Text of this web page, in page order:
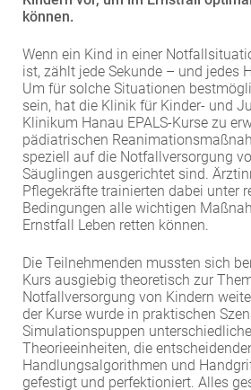
können.
Wenn ein Kind in einer
ist, zählt jede Sekunde – und jedes
Um für solche Situationen
sein, hat die Klinik für Kinder- und
Klinikum Hanau EPALS-Kurse zu
pädiatrischen
speziell auf die Notfallversorgung
Säuglingen ausgerichtet sind.
Pflegekräfte trainierten dabei unter
Bedingungen alle wichtigen
Ernstfall Leben retten können.
Die Teilnehmenden mussten sich
Kurs ausgiebig theoretisch zur
Notfallversorgung von Kindern
der Kurse wurde in praktischen
Simulationspuppen
Theorieeinheiten, die
Handlungsalgorithmen und
gefestigt und perfektioniert. Alles
EXTERNE MEDIEN
Um Inhalte von
Plattformen anzeigen zu können,
diesen externen Medien Cookies
YouTube
Vimeo